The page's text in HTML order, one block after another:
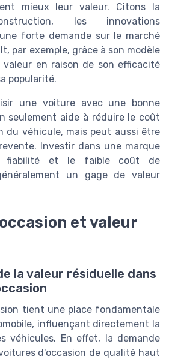
mieux leur valeur. Citons la
les innovations
forte demande sur le marché
par exemple, grâce à son modèle
en raison de son efficacité
popularité.
une voiture avec une bonne
seulement aide à réduire le coût
du véhicule, mais peut aussi être
Investir dans une marque
fiabilité et le faible coût de
un gage de valeur
et valeur
la valeur résiduelle dans
tient une place fondamentale
influençant directement la
véhicules. En effet, la demande
d'occasion de qualité haut